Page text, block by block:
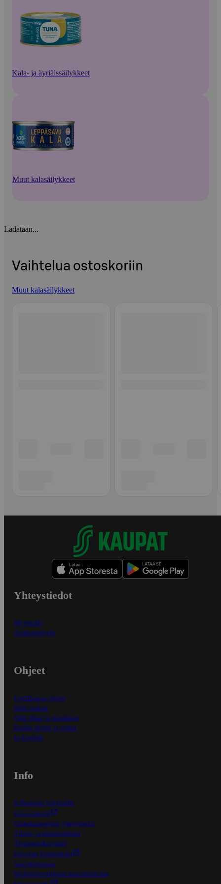
Kala- ja äyriäissäilykkeet
Muut kalasäilykkeet
Ladataan...
Vaihtelua ostoskoriin
Muut kalasäilykkeet
Yhteystiedot
Myymälät
Asiakaspalvelu
Ohjeet
Ensitilaajan ohjeet
Näin maksat
Näin tilaat ja muokkaat
Kaikki ohjeet ja vinkit
In English
Info
S-Business yrityksille
Oiva-raportit
Osuuskauppojen yhteystiedot
Tilaus- ja toimitusehdot
Tietosuojakäytäntö
Palvelun käyttöehdot
Saavutettavuus
Mobiilisovelluksen saavutettavuus